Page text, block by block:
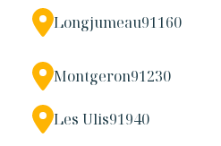
Longjumeau91160
Montgeron91230
Les Ulis91940